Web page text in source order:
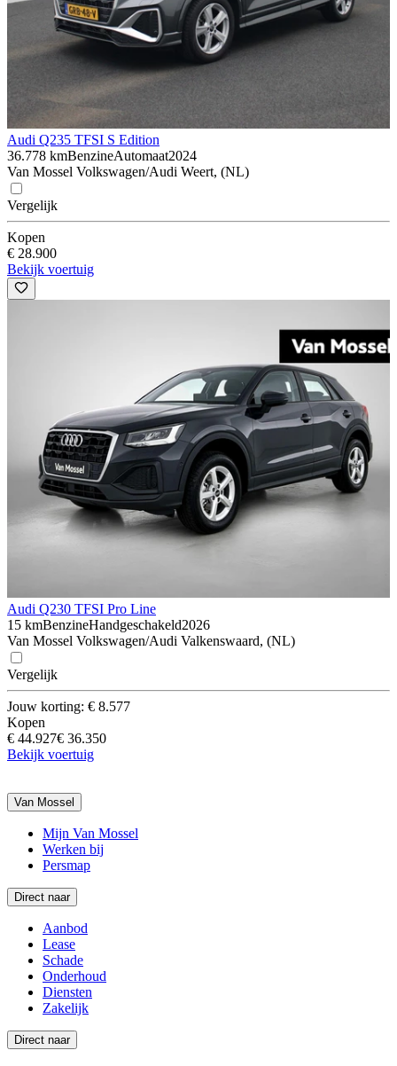
Audi Q235 TFSI S Edition
36.778 kmBenzineAutomaat2024
Van Mossel Volkswagen/Audi Weert, (NL)
Vergelijk
Kopen
€ 28.900
Bekijk voertuig
Audi Q230 TFSI Pro Line
15 kmBenzineHandgeschakeld2026
Van Mossel Volkswagen/Audi Valkenswaard, (NL)
Vergelijk
Jouw korting: € 8.577
Kopen
€ 44.927€ 36.350
Bekijk voertuig
Van Mossel
Mijn Van Mossel
Werken bij
Persmap
Direct naar
Aanbod
Lease
Schade
Onderhoud
Diensten
Zakelijk
Direct naar